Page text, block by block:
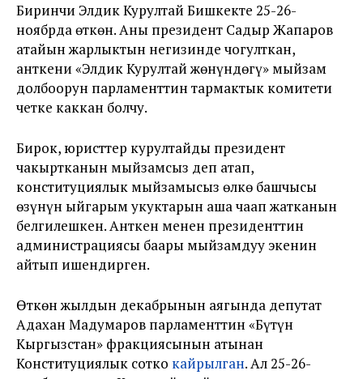
Биринчи Элдик Курултай Бишкекте 25-26-
ноябрда өткөн. Аны президент Садыр Жапаров
атайын жарлыктын негизинде чогулткан,
анткени «Элдик Курултай жөнүндөгү» мыйзам
долбоорун парламенттин тармактык комитети
четке каккан болчу.
Бирок, юристтер курултайды президент
чакыртканын мыйзамсыз деп атап,
конституциялык мыйзамысыз өлкө башчысы
өзүнүн ыйгарым укуктарын аша чаап жатканын
белгилешкен. Анткен менен президенттин
администрациясы баары мыйзамдуу экенин
айтып ишендирген.
Өткөн жылдын декабрынын аягында депутат
Адахан Мадумаров парламенттин «Бүтүн
Кыргызстан» фракциясынын атынан
Конституциялык сотко кайрылган. Ал 25-26-